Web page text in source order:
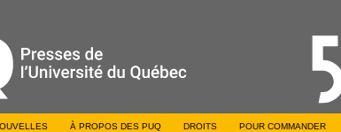
À PROPOS DES PUQ DROITS POUR COMMANDER